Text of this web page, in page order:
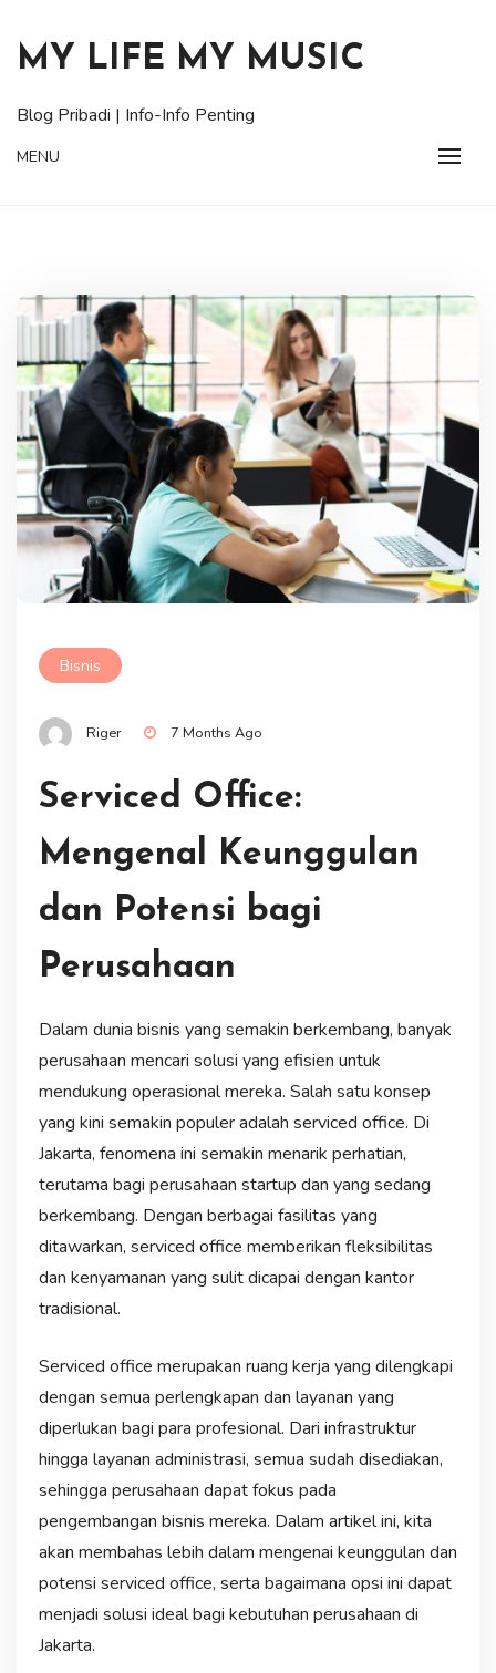
content
MY LIFE MY MUSIC
Blog Pribadi | Info-Info Penting
MENU
Bisnis
Riger 7 Months Ago
Serviced Office:
Mengenal Keunggulan
dan Potensi bagi
Perusahaan
Dalam dunia bisnis yang semakin berkembang, banyak
perusahaan mencari solusi yang efisien untuk
mendukung operasional mereka. Salah satu konsep
yang kini semakin populer adalah serviced office. Di
Jakarta, fenomena ini semakin menarik perhatian,
terutama bagi perusahaan startup dan yang sedang
berkembang. Dengan berbagai fasilitas yang
ditawarkan, serviced office memberikan fleksibilitas
dan kenyamanan yang sulit dicapai dengan kantor
tradisional.
Serviced office merupakan ruang kerja yang dilengkapi
dengan semua perlengkapan dan layanan yang
diperlukan bagi para profesional. Dari infrastruktur
hingga layanan administrasi, semua sudah disediakan,
sehingga perusahaan dapat fokus pada
pengembangan bisnis mereka. Dalam artikel ini, kita
akan membahas lebih dalam mengenai keunggulan dan
potensi serviced office, serta bagaimana opsi ini dapat
menjadi solusi ideal bagi kebutuhan perusahaan di
Jakarta.